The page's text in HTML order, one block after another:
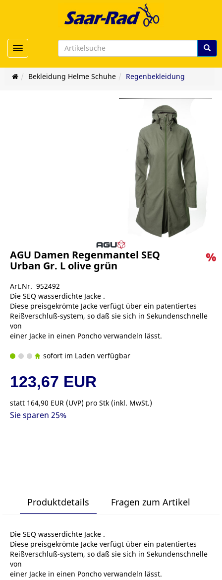
Toggle navigation
Bekleidung Helme Schuhe Regenbekleidung
AGU Damen Regenmantel SEQ
Urban Gr. L olive grün
Art.Nr. 952492
Die SEQ wasserdichte Jacke .
Diese preisgekrömte Jacke verfügt über ein patentiertes
Reißverschluß-system, so daß sie sich in Sekundenschnelle
von
einer Jacke in einen Poncho verwandeln lässt.
sofort im Laden verfügbar
123,67 EUR
statt 164,90 EUR (UVP) pro Stk (inkl. MwSt.)
Sie sparen 25%
Produktdetails Fragen zum Artikel
Die SEQ wasserdichte Jacke .
Diese preisgekrömte Jacke verfügt über ein patentiertes
Reißverschluß-system, so daß sie sich in Sekundenschnelle
von
einer Jacke in einen Poncho verwandeln lässt.